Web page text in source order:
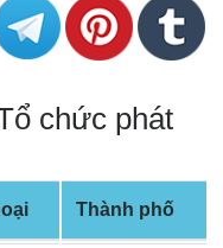
chức phát
Thành phố